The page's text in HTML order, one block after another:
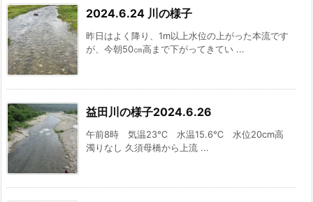
2024.6.24 川の様子
昨日はよく降り、1m以上水位の上がった本流です
が、今朝50㎝高まで下がってきてい ...
益田川の様子2024.6.26
午前8時 気温23℃ 水温15.6℃ 水位20cm高
濁りなし 久須母橋から上流 ...